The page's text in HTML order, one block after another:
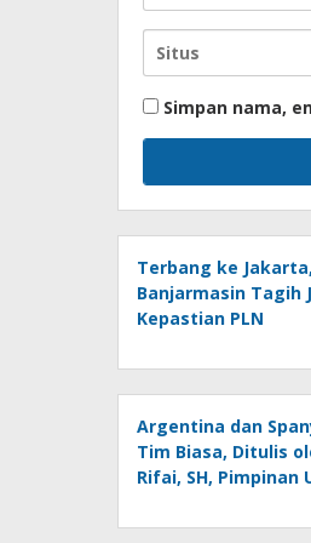
Simpan nama,
Terbang ke
Banjarmasin Tagih
Kepastian PLN
Argentina dan
Tim Biasa, Ditulis
Rifai, SH, Pimpinan
Kalseltenginfo.com